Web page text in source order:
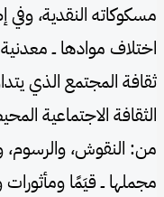
مسكوكاته النقدية، وفي
اختلاف موادها ــ
ثقافة المجتمع الذي
الثقافة الاجتماعية
من: النقوش، والرسوم،
مجملها ــ قيَمًا